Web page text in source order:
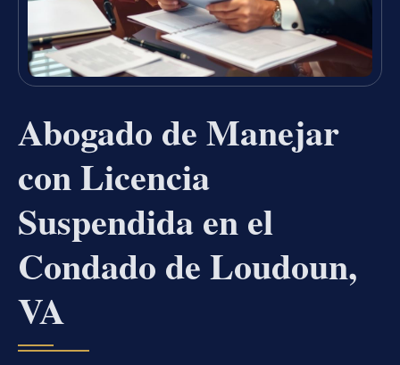
Abogado de Manejar
con Licencia
Suspendida en el
Condado de Loudoun,
VA